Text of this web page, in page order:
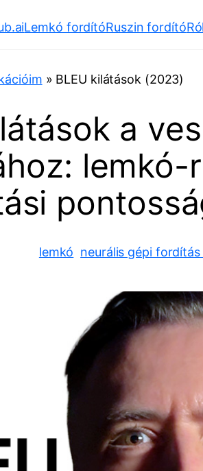
Lemkó fordítóRuszin fordító
» BLEU kilátások (2023)
a
lemkó-
lemkó neurális gépi